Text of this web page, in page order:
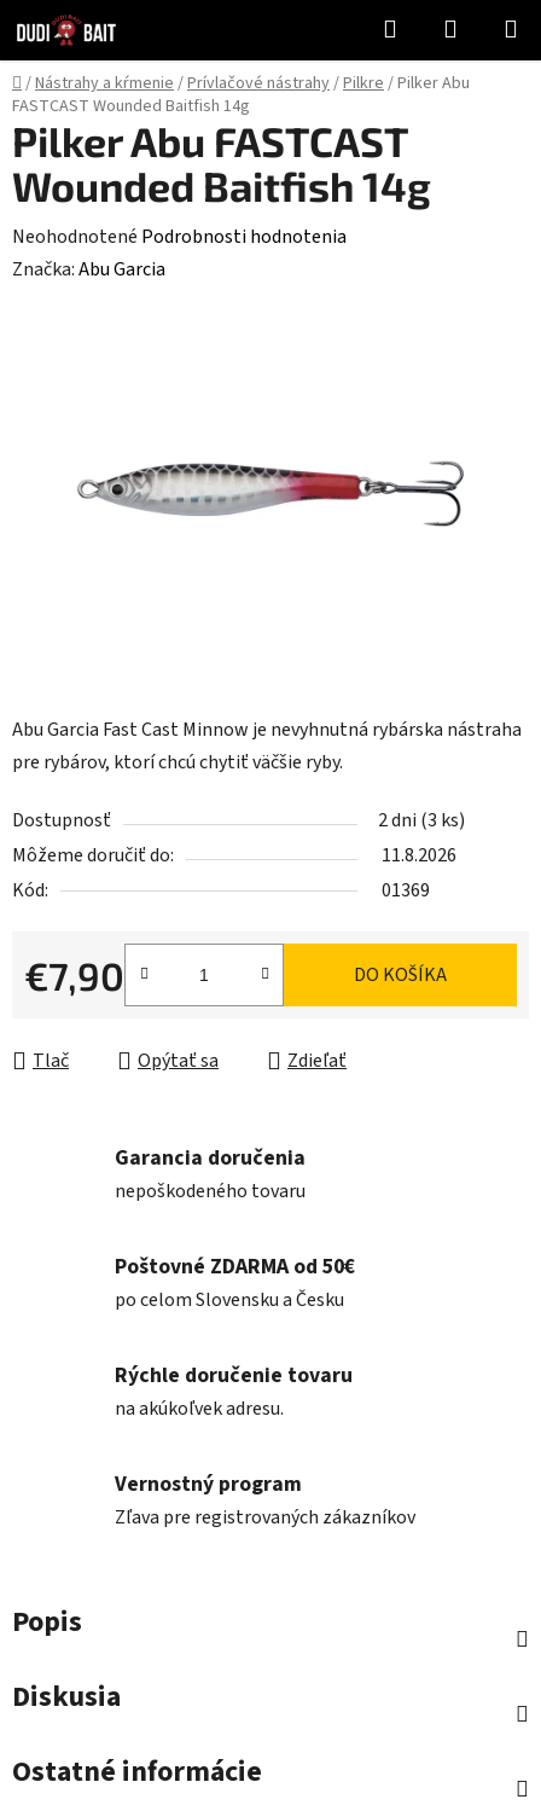
na
obsah
Hľadať
KOŠÍK
Domov
/Nástrahy a kŕmenie/Prívlačové nástrahy/Pilkre/Pilker Abu
FASTCAST Wounded Baitfish 14g
Abu Garcia Fast Cast Minnow je nevyhnutná rybárska nástraha
pre rybárov, ktorí chcú chytiť väčšie ryby.
Dostupnosť 2 dni (3 ks)
Môžeme doručiť do:
11.8.2026
Kód:
01369
€7,90
Jednotková cena:
DO KOŠÍKA
Tlač Opýtať sa Zdieľať
Pilker Abu FASTCAST
Wounded Baitfish 14g
Priemerné
hodnotenie
Neohodnotené Podrobnosti hodnotenia
Značka:Abu Garcia
Garancia doručenia
nepoškodeného tovaru
Poštovné ZDARMA od 50€
po celom Slovensku a Česku
Rýchle doručenie tovaru
na akúkoľvek adresu.
Vernostný program
Zľava pre registrovaných zákazníkov
Popis
Diskusia
Ostatné informácie